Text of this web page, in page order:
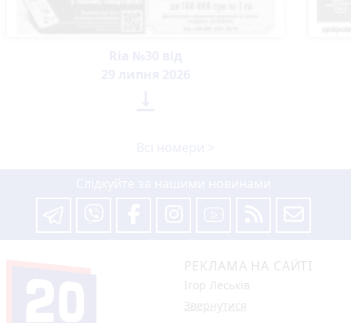
РЕКЛАМА НА САЙТІ
Ігор Леськів
Звернутися